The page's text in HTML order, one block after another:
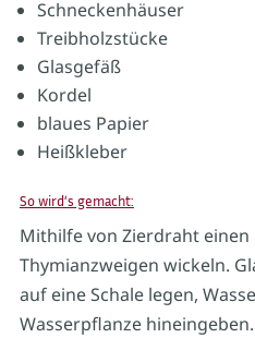
Schneckenhäuser
Treibholzstücke
Glasgefäß
Kordel
blaues Papier
Heißkleber
So wird‘s gemacht:
Mithilfe von Zierdraht einen
Thymianzweigen wickeln.
auf eine Schale legen,
Wasserpflanze